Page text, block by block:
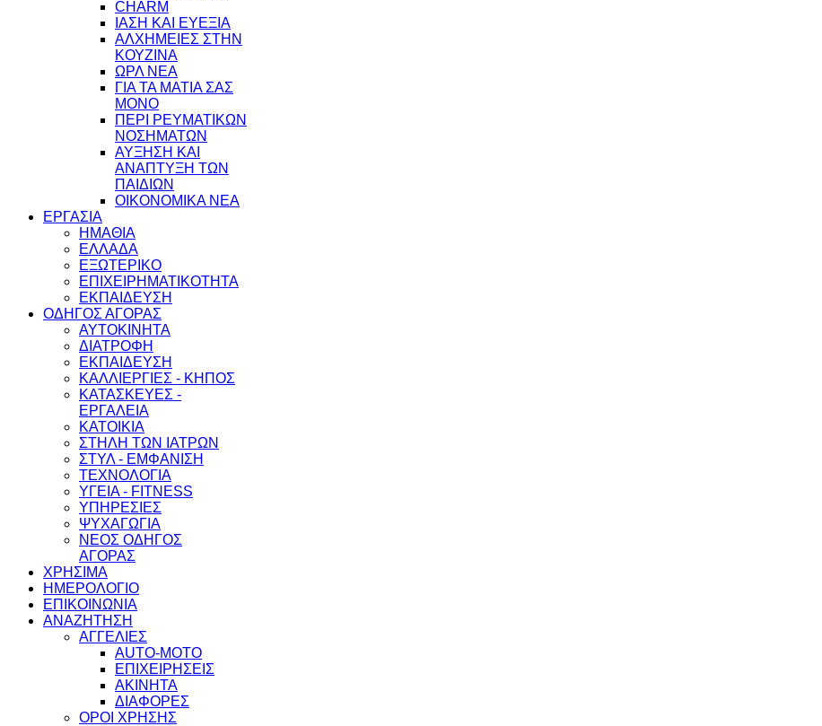
CHARM
ΙΑΣΗ ΚΑΙ ΕΥΕΞΙΑ
ΑΛΧΗΜΕΙΕΣ ΣΤΗΝ
ΚΟΥΖΙΝΑ
ΩΡΛ ΝEA
ΓΙΑ ΤΑ ΜΑΤΙΑ ΣΑΣ
ΜΟΝΟ
ΠΕΡΙ ΡΕΥΜΑΤΙΚΩΝ
ΝΟΣΗΜΑΤΩΝ
ΑΥΞΗΣΗ ΚΑΙ
ΑΝΑΠΤΥΞΗ ΤΩΝ
ΠΑΙΔΙΩΝ
ΟΙΚΟΝΟΜΙΚΑ ΝΕΑ
ΕΡΓΑΣΙΑ
ΗΜΑΘΙΑ
ΕΛΛΑΔΑ
ΕΞΩΤΕΡΙΚΟ
ΕΠΙΧΕΙΡΗΜΑΤΙΚΟΤΗΤΑ
ΕΚΠΑΙΔΕΥΣΗ
ΟΔΗΓΟΣ ΑΓΟΡΑΣ
ΑΥΤΟΚΙΝΗΤΑ
ΔΙΑΤΡΟΦΗ
ΕΚΠΑΙΔΕΥΣΗ
ΚΑΛΛΙΕΡΓΙΕΣ - ΚΗΠΟΣ
ΚΑΤΑΣΚΕΥΕΣ -
ΕΡΓΑΛΕΙΑ
ΚΑΤΟΙΚΙΑ
ΣΤΗΛΗ ΤΩΝ ΙΑΤΡΩΝ
ΣΤΥΛ - ΕΜΦΑΝΙΣΗ
ΤΕΧΝΟΛΟΓΙΑ
ΥΓΕΙΑ - FITNESS
ΥΠΗΡΕΣΙΕΣ
ΨΥΧΑΓΩΓΙΑ
ΝΕΟΣ ΟΔΗΓΟΣ
ΑΓΟΡΑΣ
ΧΡΗΣΙΜΑ
ΗΜΕΡΟΛΟΓΙΟ
ΕΠΙΚΟΙΝΩΝΙΑ
ΑΝΑΖΗΤΗΣΗ
ΑΓΓΕΛΙΕΣ
AUTO-MOTO
ΕΠΙΧΕΙΡΗΣΕΙΣ
ΑΚΙΝΗΤΑ
ΔΙΑΦΟΡΕΣ
ΟΡΟΙ ΧΡΗΣΗΣ